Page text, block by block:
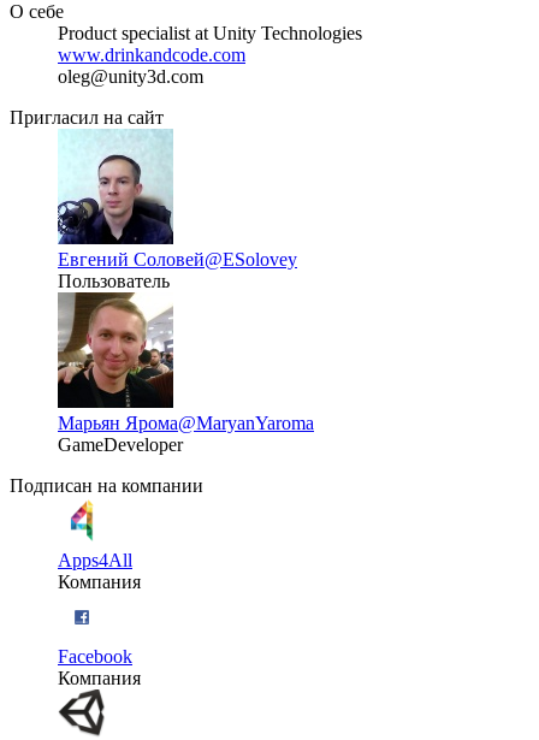
О себе
Product specialist at Unity Technologies
www.drinkandcode.com
oleg@unity3d.com
Пригласил на сайт
Евгений Соловей@ESolovey
Пользователь
Марьян Ярома@MaryanYaroma
GameDeveloper
Подписан на компании
Apps4All
Компания
Facebook
Компания